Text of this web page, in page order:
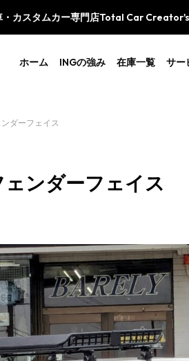
・カスタムカー専門店Total Car
ホーム INGの強み 在庫一覧 サー
ダーフェイス
ンダーフェイス